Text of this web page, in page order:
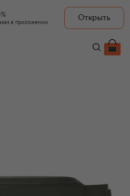
в приложении
Открыть
199 500 ₽